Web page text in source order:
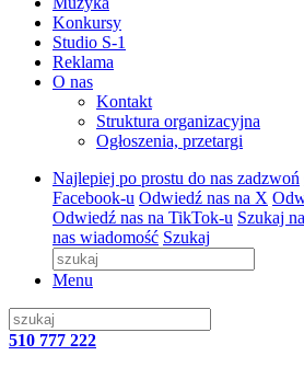
Konkursy
Studio S-1
Reklama
O nas
Kontakt
Struktura organizacyjna
Ogłoszenia, przetargi
Najlepiej po prostu do nas zadzwoń
Facebook-u Odwiedź nas na X
Odwiedź nas na TikTok-u Szukaj
nas wiadomość Szukaj
Menu
510 777 222